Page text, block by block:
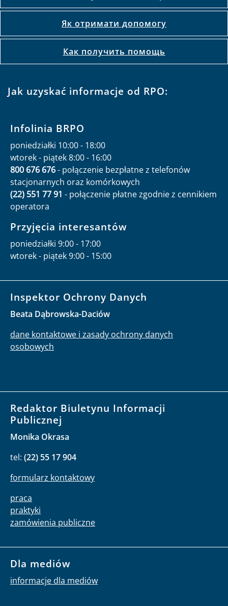
Як отримати допомогу
Как получить помощь
Jak uzyskać informacje od RPO:
Infolinia BRPO
poniedziałki 10:00 - 18:00
wtorek - piątek 8:00 - 16:00
800 676 676- połączenie bezpłatne z telefonów
stacjonarnych oraz komórkowych
(22) 551 77 91 - połączenie płatne zgodnie z cennikiem
operatora
Przyjęcia interesantów
poniedziałki 9:00 - 17:00
wtorek - piątek 9:00 - 15:00
Inspektor Ochrony Danych
Beata Dąbrowska-Daciów
dane kontaktowe i zasady ochrony danych
osobowych
Redaktor Biuletynu Informacji
Publicznej
Monika Okrasa
tel: (22) 55 17 904
formularz kontaktowy
praca
praktyki
zamówienia publiczne
Dla mediów
informacje dla mediów